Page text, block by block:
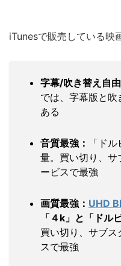
iTunesで販売している映
字幕/吹き替え自由
では、字幕版と
ある
音質最強：
「ド
量。買い切り、サ
ービスで最強
画質最強： UHD
「４k」と「ドル
買い切り、サブ
スで最強